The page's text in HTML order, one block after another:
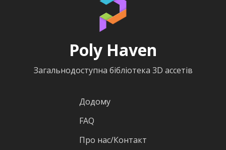
Poly Haven
Загальнодоступна бібліотека 3D ассетів
Додому
FAQ
Про нас/Контакт